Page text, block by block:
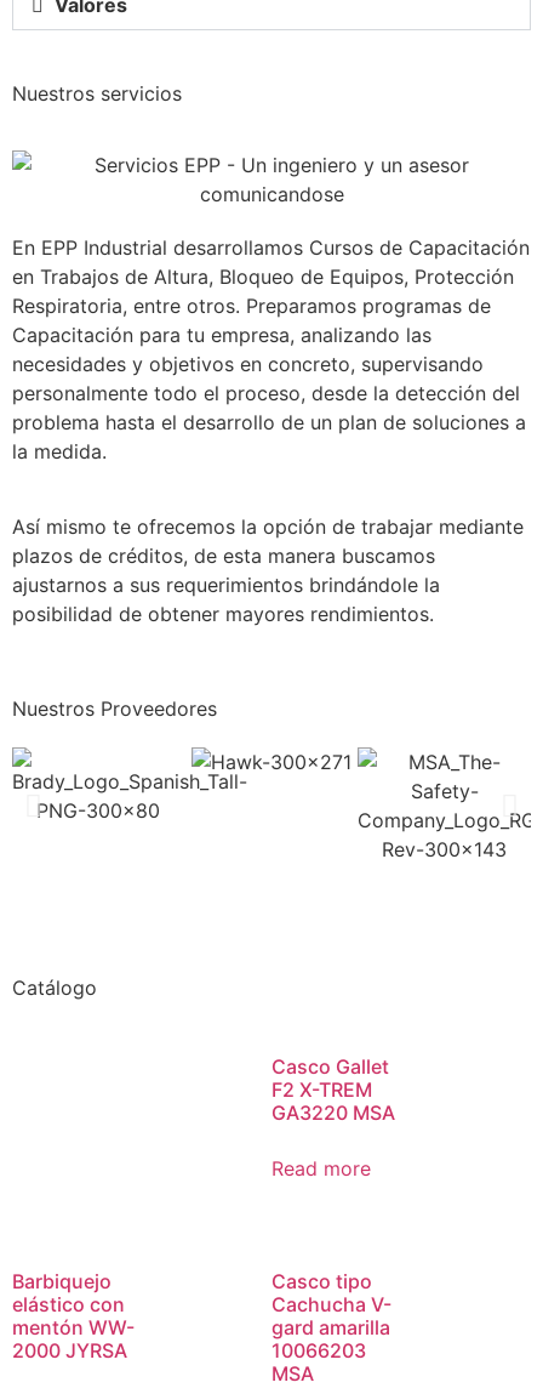
Valores
Nuestros servicios
En EPP Industrial desarrollamos Cursos de Capacitación
en Trabajos de Altura, Bloqueo de Equipos, Protección
Respiratoria, entre otros. Preparamos programas de
Capacitación para tu empresa, analizando las
necesidades y objetivos en concreto, supervisando
personalmente todo el proceso, desde la detección del
problema hasta el desarrollo de un plan de soluciones a
la medida.
Así mismo te ofrecemos la opción de trabajar mediante
plazos de créditos, de esta manera buscamos
ajustarnos a sus requerimientos brindándole la
posibilidad de obtener mayores rendimientos.
Nuestros Proveedores
Catálogo
Casco Gallet
F2 X-TREM
GA3220 MSA
Read more
Barbiquejo
elástico con
mentón WW-
2000 JYRSA
Casco tipo
Cachucha V-
gard amarilla
10066203
MSA